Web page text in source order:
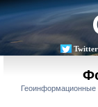
Twitter
Геоинформационные